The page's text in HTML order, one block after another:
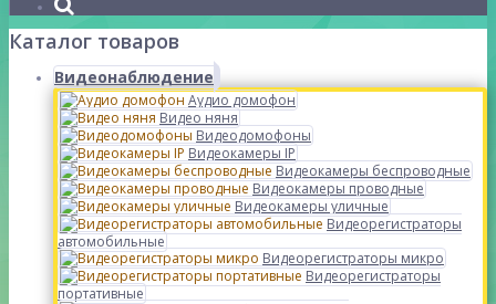
Каталог товаров
Видеонаблюдение
Аудио домофон
Видео няня
Видеодомофоны
Видеокамеры IP
Видеокамеры беспроводные
Видеокамеры проводные
Видеокамеры уличные
Видеорегистраторы
автомобильные
Видеорегистраторы микро
Видеорегистраторы
портативные